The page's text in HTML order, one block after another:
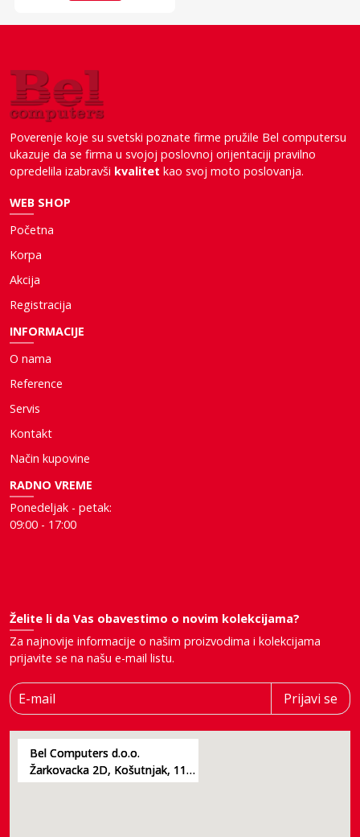
Poverenje koje su svetski poznate firme pružile Bel computersu
ukazuje da se firma u svojoj poslovnoj orijentaciji pravilno
opredelila izabravši kvalitet kao svoj moto poslovanja.
WEB SHOP
Početna
Korpa
Akcija
Registracija
INFORMACIJE
O nama
Reference
Servis
Kontakt
Način kupovine
RADNO VREME
Ponedeljak - petak:
09:00 - 17:00
Želite li da Vas obavestimo o novim kolekcijama?
Za najnovije informacije o našim proizvodima i kolekcijama
prijavite se na našu e-mail listu.
E-mail Prijavi se
Bel Computers d.o.o.
Žarkovacka 2D, Košutnjak, 11000, Beograd